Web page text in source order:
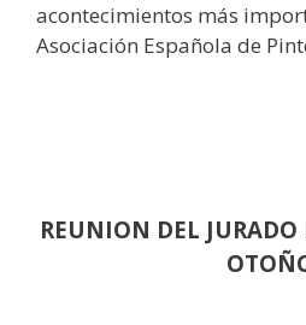
acontecimientos más
Asociación Española de
REUNION DEL